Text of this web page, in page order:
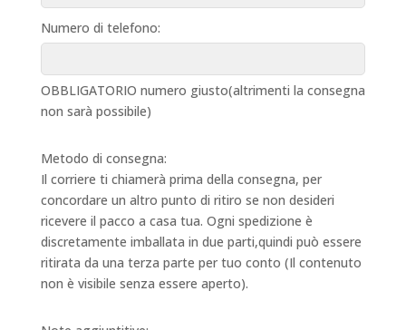
Numero di telefono:
OBBLIGATORIO numero giusto(altrimenti la consegna
non sarà possibile)
Metodo di consegna:
Il corriere ti chiamerà prima della consegna, per
concordare un altro punto di ritiro se non desideri
ricevere il pacco a casa tua. Ogni spedizione è
discretamente imballata in due parti,quindi può essere
ritirata da una terza parte per tuo conto (Il contenuto
non è visibile senza essere aperto).